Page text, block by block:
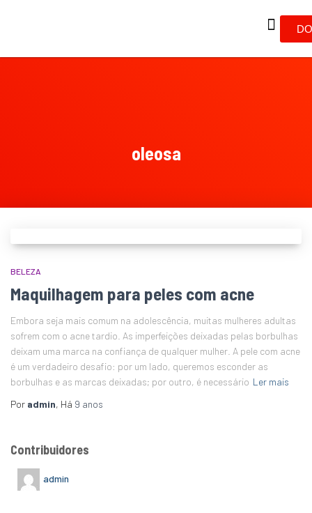
oleosa
BELEZA
Maquilhagem para peles com acne
Embora seja mais comum na adolescência, muitas mulheres adultas
sofrem com o acne tardio. As imperfeições deixadas pelas borbulhas
deixam uma marca na confiança de qualquer mulher. A pele com acne
é um verdadeiro desafio: por um lado, queremos esconder as
borbulhas e as marcas deixadas; por outro, é necessário Ler mais
Por admin, Há 9 anos
Contribuidores
admin